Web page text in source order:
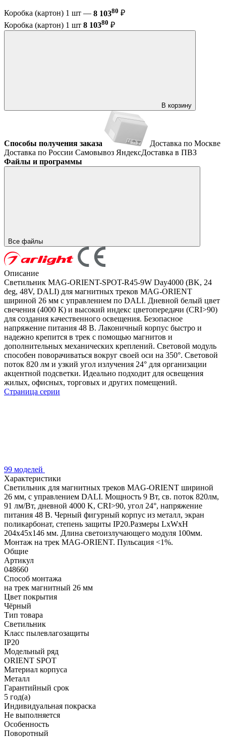
Коробка (картон) 1 шт — 8 10380 ₽
Коробка (картон) 1 шт 8 10380 ₽
В корзину
Способы получения заказа
Доставка по Москве
Доставка по России Самовывоз ЯндексДоставка в ПВЗ
Файлы и программы
Все файлы
Описание
Светильник MAG-ORIENT-SPOT-R45-9W Day4000 (BK, 24
deg, 48V, DALI) для магнитных треков MAG-ORIENT
шириной 26 мм с управлением по DALI. Дневной белый цвет
свечения (4000 К) и высокий индекс цветопередачи (CRI>90)
для создания качественного освещения. Безопасное
напряжение питания 48 В. Лаконичный корпус быстро и
надежно крепится в трек с помощью магнитов и
дополнительных механических креплений. Световой модуль
способен поворачиваться вокруг своей оси на 350°. Световой
поток 820 лм и узкий угол излучения 24° для организации
акцентной подсветки. Идеально подходит для освещения
жилых, офисных, торговых и других помещений.
Страница серии
99 моделей
Характеристики
Светильник для магнитных треков MAG-ORIENT шириной
26 мм, с управлением DALI. Мощность 9 Вт, св. поток 820лм,
91 лм/Вт, дневной 4000 K, CRI>90, угол 24°, напряжение
питания 48 В. Черный фигурный корпус из металл, экран
поликарбонат, степень защиты IP20.Размеры LxWxH
204x45x146 мм. Длина светоизлучающего модуля 100мм.
Монтаж на трек MAG-ORIENT. Пульсация <1%.
Общие
Артикул
048660
Способ монтажа
на трек магнитный 26 мм
Цвет покрытия
Чёрный
Тип товара
Светильник
Класс пылевлагозащиты
IP20
Модельный ряд
ORIENT SPOT
Материал корпуса
Металл
Гарантийный срок
5 год(а)
Индивидуальная покраска
Не выполняется
Особенность
Поворотный